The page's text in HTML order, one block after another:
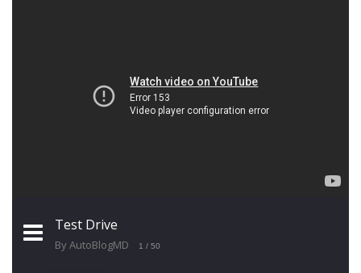
Test Drive
By AutoBlogMD 1 / 50